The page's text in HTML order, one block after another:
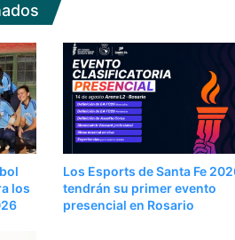
los
Los Esports de Santa Fe
tendrán su primer evento
presencial en Rosario